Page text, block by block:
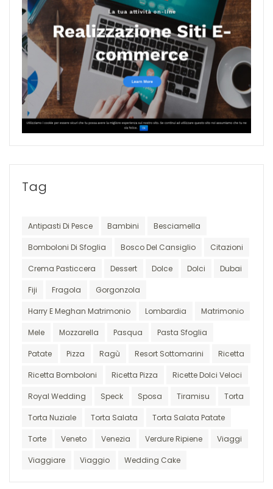
Tag
Antipasti Di Pesce Bambini Besciamella
Bomboloni Di Sfoglia Bosco Del Cansiglio Citazioni
Crema Pasticcera Dessert Dolce Dolci Dubai
Fiji Fragola Gorgonzola
Harry E Meghan Matrimonio Lombardia Matrimonio
Mele Mozzarella Pasqua Pasta Sfoglia
Patate Pizza Ragù Resort Sottomarini Ricetta
Ricetta Bomboloni Ricetta Pizza Ricette Dolci Veloci
Royal Wedding Speck Sposa Tiramisu Torta
Torta Nuziale Torta Salata Torta Salata Patate
Torte Veneto Venezia Verdure Ripiene Viaggi
Viaggiare Viaggio Wedding Cake